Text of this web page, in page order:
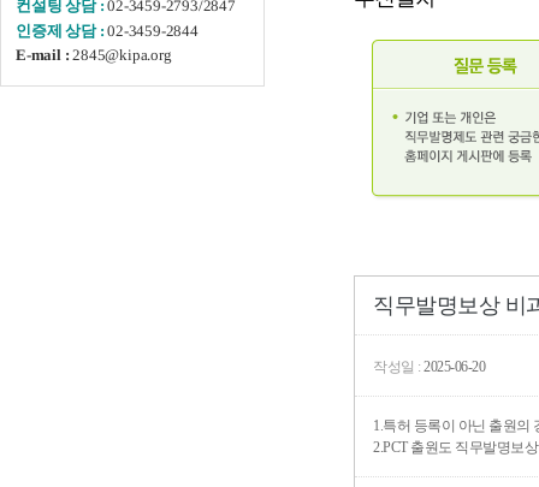
컨설팅 상담 :02-3459-2793/2847
인증제 상담 :02-3459-2844
E-mail : 2845@kipa.org
직무발명보상 비
작성일 : 2025-06-20
1.특허 등록이 아닌 출원의
2.PCT 출원도 직무발명보